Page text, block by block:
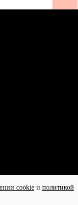
cookieи политикой